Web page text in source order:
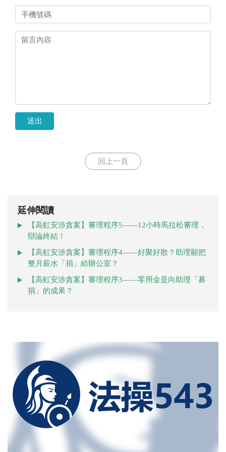
送出
回上一頁
延伸閱讀
【高虹安涉貪案】審理程序5——12小時馬拉松審理，
辯論終結！
【高虹安涉貪案】審理程序4——好聚好散？助理願把
整月薪水「捐」給辦公室？
【高虹安涉貪案】審理程序3——零用金是向助理「募
捐」的成果？